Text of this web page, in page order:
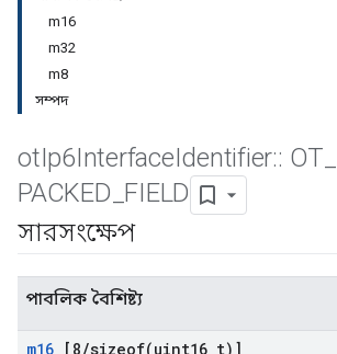
m16
m32
m8
সম্পদ
otIp6InterfaceIdentifier:: OT
PACKED FIELD
সারসংক্ষেপ
পাবলিক বৈশিষ্ট্য
m16 [8/sizeof(uint16 t)]